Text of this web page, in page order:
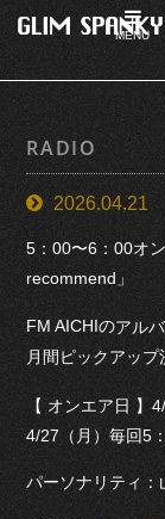
MENU
RADIO
2026.04.21
5：00〜6：00オ
recommend」
FM AICHIのアル
月間ピックアップ
【 オンエア日 】
4/27（月）毎回5
パーソナリティ：